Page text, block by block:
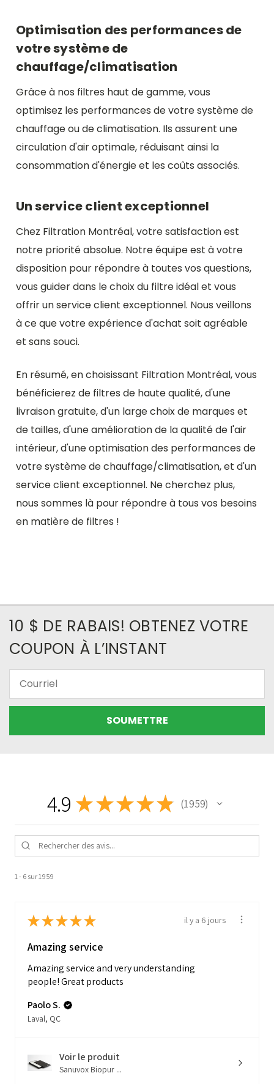
Optimisation des performances de
votre système de
chauffage/climatisation
Grâce à nos filtres haut de gamme, vous
optimisez les performances de votre système de
chauffage ou de climatisation. Ils assurent une
circulation d'air optimale, réduisant ainsi la
consommation d'énergie et les coûts associés.
Un service client exceptionnel
Chez Filtration Montréal, votre satisfaction est
notre priorité absolue. Notre équipe est à votre
disposition pour répondre à toutes vos questions,
vous guider dans le choix du filtre idéal et vous
offrir un service client exceptionnel. Nous veillons
à ce que votre expérience d'achat soit agréable
et sans souci.
En résumé, en choisissant Filtration Montréal, vous
bénéficierez de filtres de haute qualité, d'une
livraison gratuite, d'un large choix de marques et
de tailles, d'une amélioration de la qualité de l'air
intérieur, d'une optimisation des performances de
votre système de chauffage/climatisation, et d'un
service client exceptionnel. Ne cherchez plus,
nous sommes là pour répondre à tous vos besoins
en matière de filtres !
10 $ DE RABAIS! OBTENEZ VOTRE
COUPON À L’INSTANT
4.9 ★★★★★ 1 959
1959
1 - 6 sur 1 959
★★★★★ il y a 6 jours
Amazing service
Amazing service and very understanding
people! Great products
Paolo S.
Laval, QC
Voir le produit
Sanuvox Biopur ...